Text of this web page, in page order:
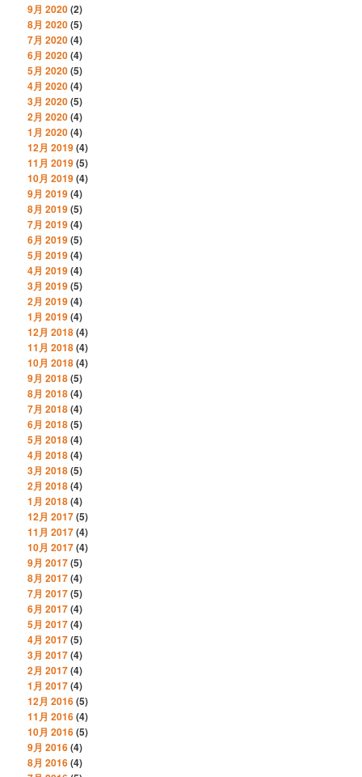
9月 2020(2)
8月 2020(5)
7月 2020(4)
6月 2020(4)
5月 2020(5)
4月 2020(4)
3月 2020(5)
2月 2020(4)
1月 2020(4)
12月 2019(4)
11月 2019(5)
10月 2019(4)
9月 2019(4)
8月 2019(5)
7月 2019(4)
6月 2019(5)
5月 2019(4)
4月 2019(4)
3月 2019(5)
2月 2019(4)
1月 2019(4)
12月 2018(4)
11月 2018(4)
10月 2018(4)
9月 2018(5)
8月 2018(4)
7月 2018(4)
6月 2018(5)
5月 2018(4)
4月 2018(4)
3月 2018(5)
2月 2018(4)
1月 2018(4)
12月 2017(5)
11月 2017(4)
10月 2017(4)
9月 2017(5)
8月 2017(4)
7月 2017(5)
6月 2017(4)
5月 2017(4)
4月 2017(5)
3月 2017(4)
2月 2017(4)
1月 2017(4)
12月 2016(5)
11月 2016(4)
10月 2016(5)
9月 2016(4)
8月 2016(4)